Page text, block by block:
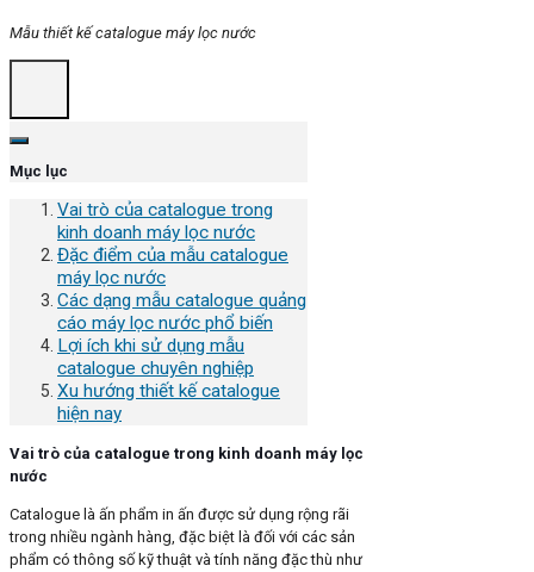
Mẫu thiết kế catalogue máy lọc nước
Mục lục
Vai trò của catalogue trong
kinh doanh máy lọc nước
Đặc điểm của mẫu catalogue
máy lọc nước
Các dạng mẫu catalogue quảng
cáo máy lọc nước phổ biến
Lợi ích khi sử dụng mẫu
catalogue chuyên nghiệp
Xu hướng thiết kế catalogue
hiện nay
Vai trò của catalogue trong kinh doanh máy lọc
nước
Catalogue là ấn phẩm in ấn được sử dụng rộng rãi
trong nhiều ngành hàng, đặc biệt là đối với các sản
phẩm có thông số kỹ thuật và tính năng đặc thù như